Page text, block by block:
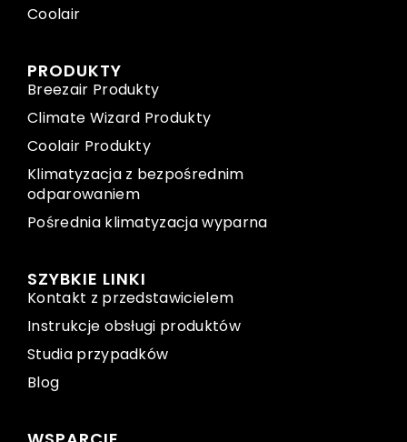
Coolair
PRODUKTY
Breezair Produkty
Climate Wizard Produkty
Coolair Produkty
Klimatyzacja z bezpośrednim
odparowaniem
Pośrednia klimatyzacja wyparna
SZYBKIE LINKI
Kontakt z przedstawicielem
Instrukcje obsługi produktów
Studia przypadków
Blog